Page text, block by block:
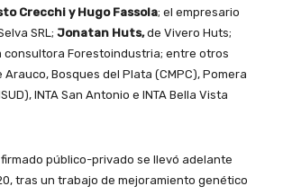
Crecchi y Hugo Fassola; el empresario
SRL; Jonatan Huts,de Vivero Huts;
consultora Forestoindustria; entre otros
Bosques del Plata (CMPC), Pomera
INTA San Antonio e INTA Bella Vista
público-privado se llevó adelante
tras un trabajo de mejoramiento genético